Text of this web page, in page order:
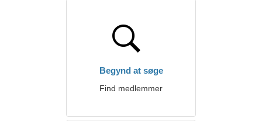
Begynd at søge
Find medlemmer